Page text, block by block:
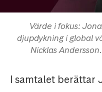
Värde i fokus:
djupdykning i global
Nicklas
I samtalet berättar